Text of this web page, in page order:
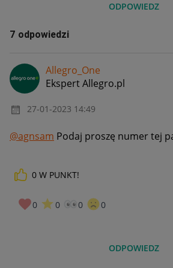
ODPOWIEDZ
7 odpowiedzi
Allegro_One
Ekspert Allegro.pl
‎27-01-2023 14:49
@agnsam Podaj proszę numer tej
0 W PUNKT!
0 0 0 0
ODPOWIEDZ